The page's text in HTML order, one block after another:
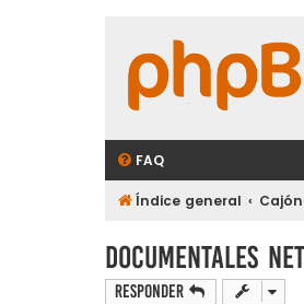
FAQ
Índice general
Documentales
Responder